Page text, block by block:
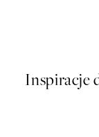
Inspiracje